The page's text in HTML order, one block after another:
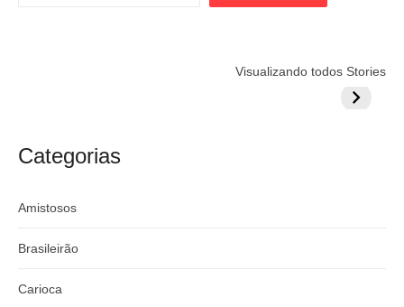
Visualizando todos Stories
argentino
do
Categorias
Amistosos
Brasileirão
Carioca